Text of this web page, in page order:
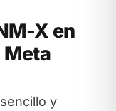
X en
Meta
y